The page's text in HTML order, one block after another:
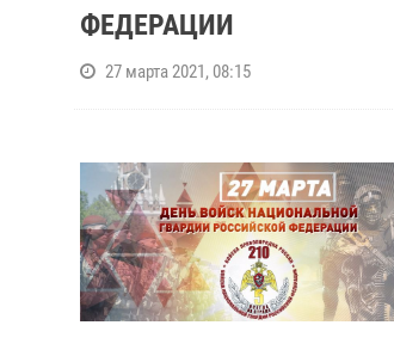
ФЕДЕРАЦИИ
27 марта 2021, 08:15